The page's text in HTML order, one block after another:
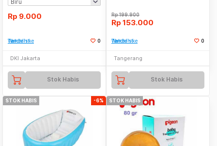
Rp 9.000
Tambah ke Watchlist 0
DKI Jakarta
Stok Habis
Rp199.900
Rp 153.000
Tambah ke Watchlist 0
Tangerang
Stok Habis
STOK HABIS -6% STOK HABIS